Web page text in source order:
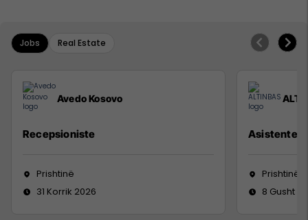
Jobs Real Estate
Avedo Kosovo
Recepsioniste
Prishtinë
31 Korrik 2026
Asistente
Prishtinë
8 Gusht